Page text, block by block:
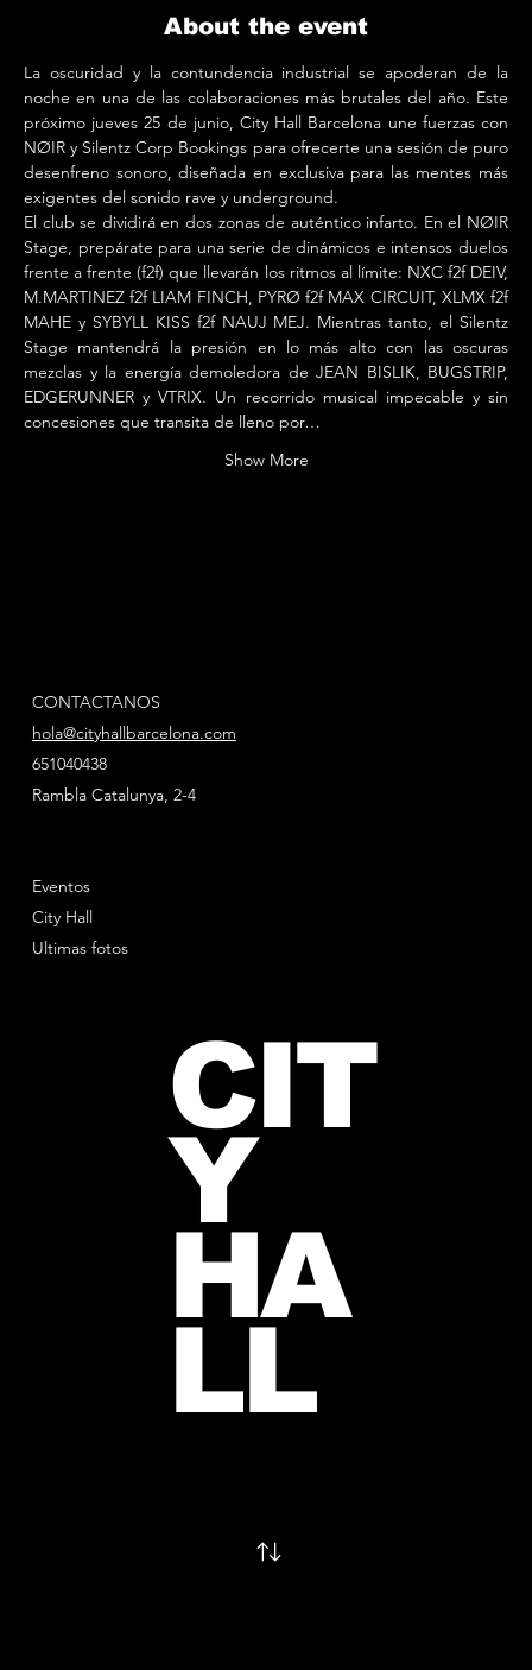
About the event
La oscuridad y la contundencia industrial se apoderan de la
noche en una de las colaboraciones más brutales del año. Este
próximo jueves 25 de junio, City Hall Barcelona une fuerzas con
NØIR y Silentz Corp Bookings para ofrecerte una sesión de puro
desenfreno sonoro, diseñada en exclusiva para las mentes más
exigentes del sonido rave y underground.
El club se dividirá en dos zonas de auténtico infarto. En el NØIR
Stage, prepárate para una serie de dinámicos e intensos duelos
frente a frente (f2f) que llevarán los ritmos al límite: NXC f2f DEIV,
M.MARTINEZ f2f LIAM FINCH, PYRØ f2f MAX CIRCUIT, XLMX f2f
MAHE y SYBYLL KISS f2f NAUJ MEJ. Mientras tanto, el Silentz
Stage mantendrá la presión en lo más alto con las oscuras
mezclas y la energía demoledora de JEAN BISLIK, BUGSTRIP,
EDGERUNNER y VTRIX. Un recorrido musical impecable y sin
concesiones que transita de lleno por…
Show More
Eventos
City Hall
Ultimas fotos
CIT
Y
HA
LL
CONTACTANOS
hola@cityhallbarcelona.com
651040438
Rambla Catalunya, 2-4